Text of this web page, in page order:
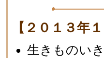
【２０１３年
生きものい